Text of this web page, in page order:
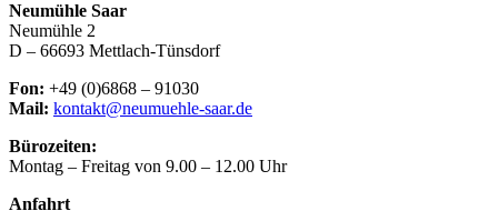
Neumühle Saar
Neumühle 2
D – 66693 Mettlach-Tünsdorf
Fon: +49 (0)6868 – 91030
Mail: kontakt@neumuehle-saar.de
Bürozeiten:
Montag – Freitag von 9.00 – 12.00 Uhr
Anfahrt